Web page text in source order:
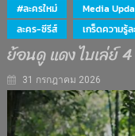
#ละครใหม่ Media
ละคร-ซีรีส์
เกร็ดความรู้
ย้อนดู แดง ไบเล่ย์
31 กรกฎาคม 2026